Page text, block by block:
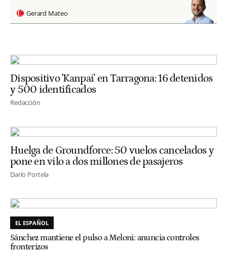
Gerard Mateo
Dispositivo 'Kanpai' en Tarragona: 16 detenidos
y 500 identificados
Redacción
Huelga de Groundforce: 50 vuelos cancelados y
pone en vilo a dos millones de pasajeros
Darío Portela
EL ESPAÑOL
Sánchez mantiene el pulso a Meloni: anuncia controles
fronterizos